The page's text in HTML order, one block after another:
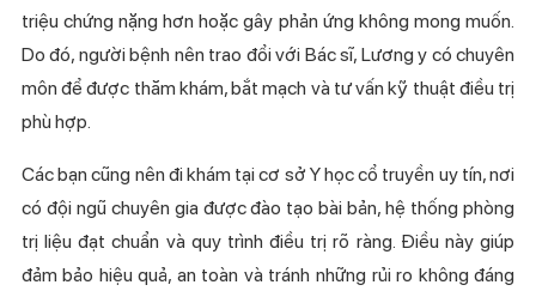
triệu chứng nặng hơn hoặc gây phản ứng không mong muốn.
Do đó, người bệnh nên trao đổi với Bác sĩ, Lương y có chuyên
môn để được thăm khám, bắt mạch và tư vấn kỹ thuật điều trị
phù hợp.
Các bạn cũng nên đi khám tại cơ sở Y học cổ truyền uy tín, nơi
có đội ngũ chuyên gia được đào tạo bài bản, hệ thống phòng
trị liệu đạt chuẩn và quy trình điều trị rõ ràng. Điều này giúp
đảm bảo hiệu quả, an toàn và tránh những rủi ro không đáng